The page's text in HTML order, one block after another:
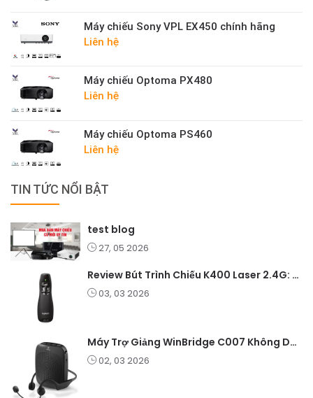
Máy chiếu Sony VPL EX450 chính hãng
Liên hệ
Máy chiếu Optoma PX480
Liên hệ
Máy chiếu Optoma PS460
Liên hệ
TIN TỨC NỔI BẬT
test blog
27, 05 2026
Review Bút Trình Chiếu K400 Laser 2.4G: Nhỏ Gọn, Ổn Định, Lý Tưởng Cho Giáo Viên Và Doanh Nghiệp
03, 03 2026
Máy Trợ Giảng WinBridge C007 Không Dây – Pin Lâu, Âm Thanh Rõ
02, 03 2026